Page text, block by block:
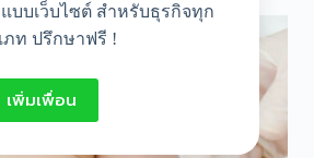
บบเว็บไซต์ สำหรับธุรกิจทุก
ภท ปรึกษาฟรี !
เพิ่มเพื่อน